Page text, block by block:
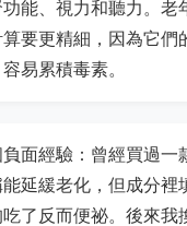
能、視力和聽力。老
要更精細，因為它們
易累積毒素。
面經驗：曾經買過一
延緩老化，但成分裡
了反而便祕。後來我